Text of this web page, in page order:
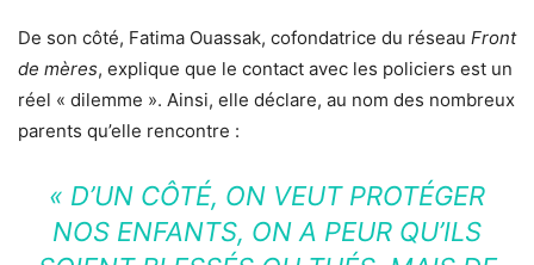
De son côté, Fatima Ouassak, cofondatrice du réseau Front
de mères, explique que le contact avec les policiers est un
réel « dilemme ». Ainsi, elle déclare, au nom des nombreux
parents qu’elle rencontre :
« D’UN CÔTÉ, ON VEUT PROTÉGER
NOS ENFANTS, ON A PEUR QU’ILS